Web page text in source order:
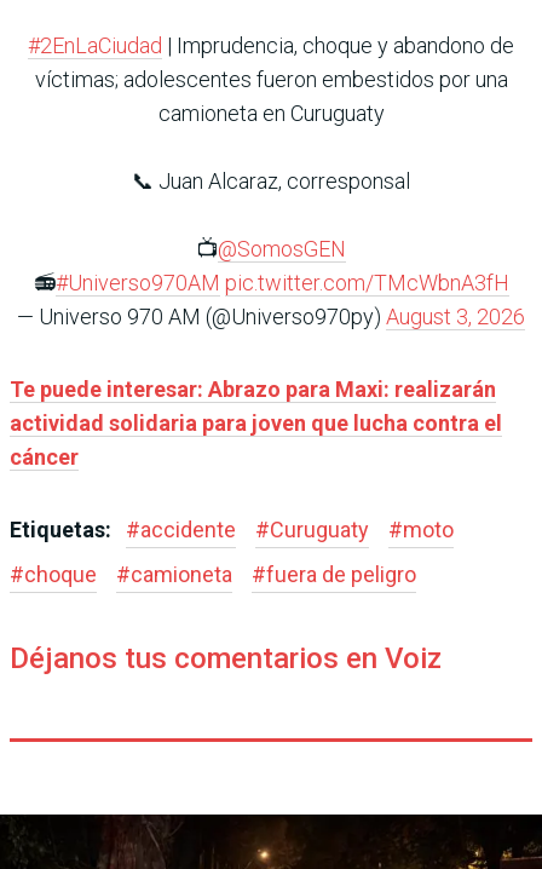
#2EnLaCiudad | Imprudencia, choque y abandono de
víctimas; adolescentes fueron embestidos por una
camioneta en Curuguaty
📞 Juan Alcaraz, corresponsal
📺@SomosGEN
📻#Universo970AM pic.twitter.com/TMcWbnA3fH
— Universo 970 AM (@Universo970py) August 3, 2026
Te puede interesar: Abrazo para Maxi: realizarán
actividad solidaria para joven que lucha contra el
cáncer
Etiquetas: #accidente #Curuguaty #moto
#choque #camioneta #fuera de peligro
Déjanos tus comentarios en Voiz